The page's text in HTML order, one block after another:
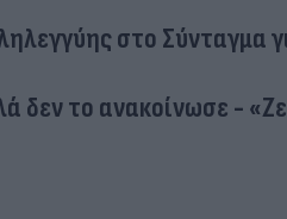
στο Σύνταγμα
δεν το ανακοίνωσε -